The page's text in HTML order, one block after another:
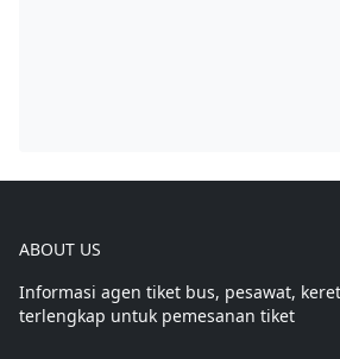
ABOUT US
Informasi agen tiket bus, pesawat,
terlengkap untuk pemesanan tiket